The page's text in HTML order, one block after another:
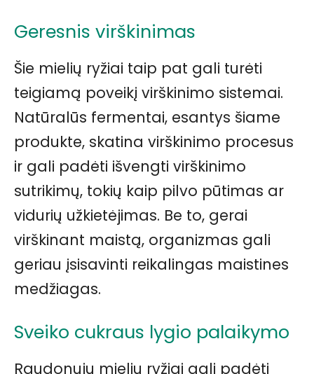
Geresnis virškinimas
Šie mielių ryžiai taip pat gali turėti
teigiamą poveikį virškinimo sistemai.
Natūralūs fermentai, esantys šiame
produkte, skatina virškinimo procesus
ir gali padėti išvengti virškinimo
sutrikimų, tokių kaip pilvo pūtimas ar
vidurių užkietėjimas. Be to, gerai
virškinant maistą, organizmas gali
geriau įsisavinti reikalingas maistines
medžiagas.
Sveiko cukraus lygio palaikymo
Raudonųjų mielių ryžiai gali padėti